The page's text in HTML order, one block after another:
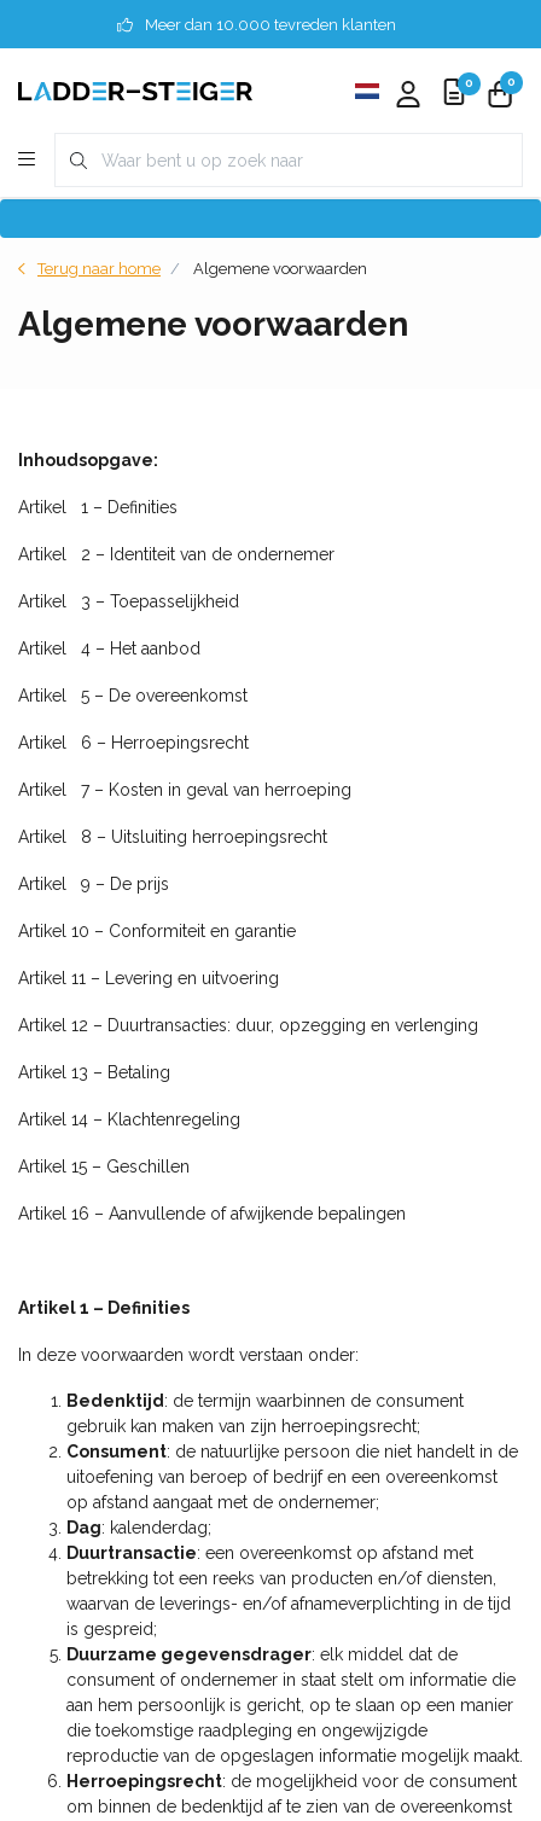
Meer dan 10.000 tevreden klanten
0 0
Terug naar home Algemene voorwaarden
Algemene voorwaarden
Inhoudsopgave:
Artikel 1 – Definities
Artikel 2 – Identiteit van de ondernemer
Artikel 3 – Toepasselijkheid
Artikel 4 – Het aanbod
Artikel 5 – De overeenkomst
Artikel 6 – Herroepingsrecht
Artikel 7 – Kosten in geval van herroeping
Artikel 8 – Uitsluiting herroepingsrecht
Artikel 9 – De prijs
Artikel 10 – Conformiteit en garantie
Artikel 11 – Levering en uitvoering
Artikel 12 – Duurtransacties: duur, opzegging en verlenging
Artikel 13 – Betaling
Artikel 14 – Klachtenregeling
Artikel 15 – Geschillen
Artikel 16 – Aanvullende of afwijkende bepalingen
Artikel 1 – Definities
In deze voorwaarden wordt verstaan onder:
Bedenktijd : de termijn waarbinnen de consument
gebruik kan maken van zijn herroepingsrecht;
Consument: de natuurlijke persoon die niet handelt in de
uitoefening van beroep of bedrijf en een overeenkomst
op afstand aangaat met de ondernemer;
Dag: kalenderdag;
Duurtransactie: een overeenkomst op afstand met
betrekking tot een reeks van producten en/of diensten,
waarvan de leverings- en/of afnameverplichting in de tijd
is gespreid;
Duurzame gegevensdrager: elk middel dat de
consument of ondernemer in staat stelt om informatie die
aan hem persoonlijk is gericht, op te slaan op een manier
die toekomstige raadpleging en ongewijzigde
reproductie van de opgeslagen informatie mogelijk maakt.
Herroepingsrecht: de mogelijkheid voor de consument
om binnen de bedenktijd af te zien van de overeenkomst